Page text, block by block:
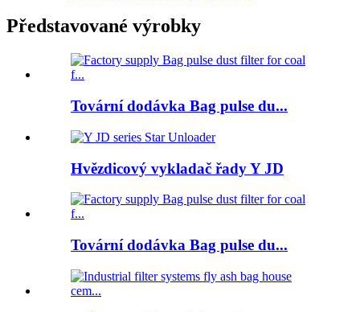
Představované výrobky
Tovární dodávka Bag pulse du...
Hvězdicový vykladač řady Y JD
Tovární dodávka Bag pulse du...